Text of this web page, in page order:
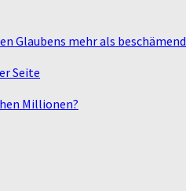
Glaubens mehr als beschämend
Seite
Millionen?